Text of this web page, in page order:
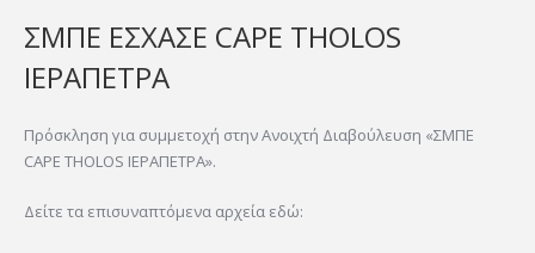
ΣΜΠΕ ΕΣΧΑΣΕ CAPE THOLOS
ΙΕΡΑΠΕΤΡΑ
Πρόσκληση για συμμετοχή στην Ανοιχτή Διαβούλευση «ΣΜΠΕ
CAPE THOLOS ΙΕΡΑΠΕΤΡΑ».
Δείτε τα επισυναπτόμενα αρχεία εδώ: